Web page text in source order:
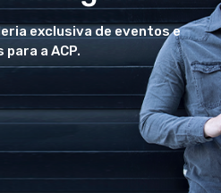
exclusiva de eventos e
a ACP.